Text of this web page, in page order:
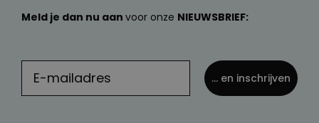
Meld je dan nu aan voor onze NIEUWSBRIEF:
... en inschrijven